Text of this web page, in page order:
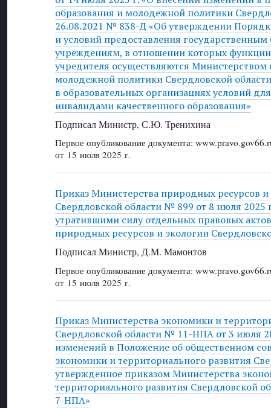
образования и молодежной политики
26.08.2021 № 838-Д «Об утверждении
и условий предоставления
учреждениям, в отношении которых
учредителя осуществляются Министерством
молодежной политики Свердловской
в образовательных организациях условий
инвалидами качественного образования»
Подписал Министр, С.Ю. Тренихина
Первое опубликование документа:
от 15 июля 2025 г.
Приказ Министерства природных ресурсов и
Свердловской области № 899 от 8 июля 2025
утратившими силу отдельных правовых
природных ресурсов и экологии
Подписал Министр, Д.М. Мамонтов
Первое опубликование документа:
от 15 июля 2025 г.
Приказ Министерства экономики и
Свердловской области № 11-НПА от 3 июля
изменений в Положение об общественном
экономики и территориального развития
утвержденное приказом Министерства
территориального развития Свердловской
7-НПА»